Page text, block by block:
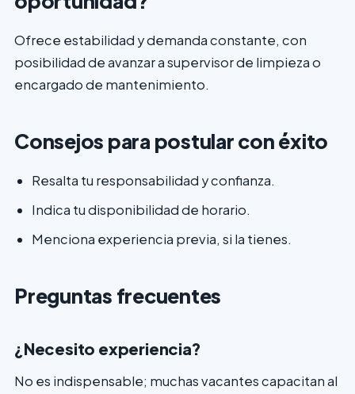
Ofrece estabilidad y demanda constante, con
posibilidad de avanzar a supervisor de limpieza o
encargado de mantenimiento.
Consejos para postular con éxito
Resalta tu responsabilidad y confianza.
Indica tu disponibilidad de horario.
Menciona experiencia previa, si la tienes.
Preguntas frecuentes
¿Necesito experiencia?
No es indispensable; muchas vacantes capacitan al